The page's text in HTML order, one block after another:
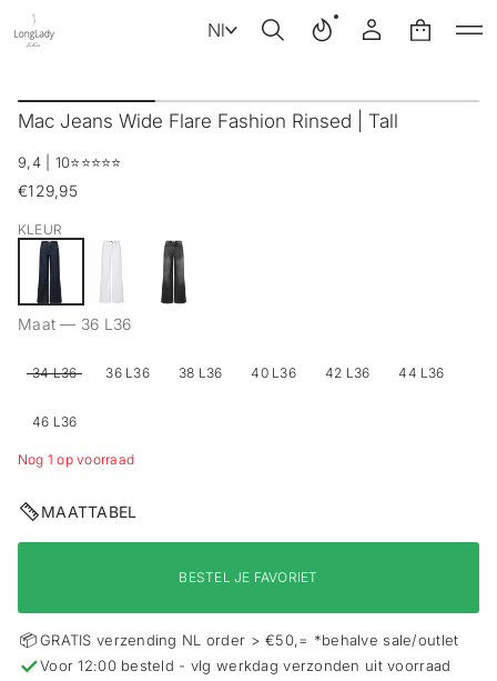
Nl
a
n
a
r
r
o
c
t
a
i
Mac Jeans Wide Flare Fashion Rinsed | Tall
9,4 | 10⭐️⭐️⭐️⭐️⭐️
Reguliere
prijs
€129,95
KLEUR
Maat — 36 L36
34 L36 36 L36 38 L36 40 L36 42 L36 44 L36
46 L36
Nog 1 op voorraad
MAATTABEL
BESTEL JE FAVORIET
📦GRATIS verzending NL order > €50,= *behalve sale/outlet
✓Voor 12:00 besteld - vlg werkdag verzonden uit voorraad